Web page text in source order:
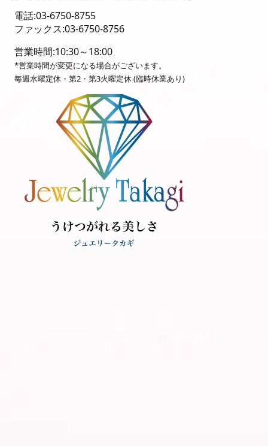
電話:03-6750-8755
ファックス:03-6750-8756
営業時間:10:30～18:00
*営業時間が変更になる場合がございます。
毎週水曜定休・第2・第3火曜定休 (臨時休業あり)